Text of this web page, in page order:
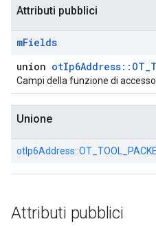
Attributi pubblici
mFields
union
Campi della funzione di accesso
Unione
otIp6Address::
Attributi pubblici